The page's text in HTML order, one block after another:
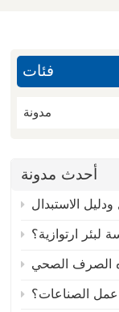
فئات
مدونة
أحدث مدونة
العوامل ودليل الاستبدال
لبئر ارتوازية؟
عمل الصناعات؟